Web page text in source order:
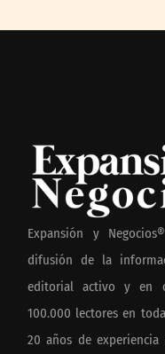
Expansión y
difusión de la
editorial activo y en
100.000 lectores en
20 años de experiencia